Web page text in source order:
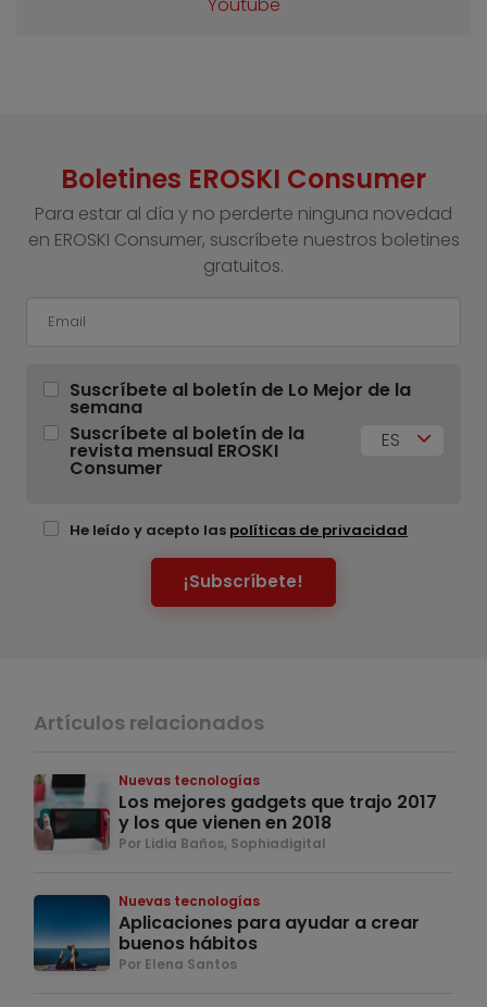
Youtube
Boletines EROSKI Consumer
Para estar al día y no perderte ninguna novedad
en EROSKI Consumer, suscríbete nuestros boletines
gratuitos.
Suscríbete al boletín de Lo Mejor de la
semana
Suscríbete al boletín de la
revista mensual EROSKI
Consumer
ES
He leído y acepto las políticas de privacidad
¡Subscríbete!
Artículos relacionados
Nuevas tecnologías
Los mejores gadgets que trajo 2017
y los que vienen en 2018
Por Lidia Baños, Sophiadigital
Nuevas tecnologías
Aplicaciones para ayudar a crear
buenos hábitos
Por Elena Santos